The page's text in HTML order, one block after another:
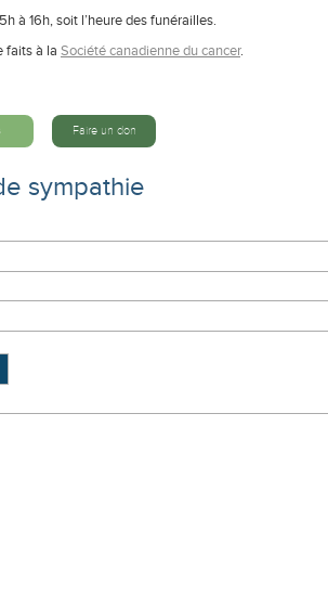
à 16h, soit l’heure des funérailles.
faits à la Société canadienne du cancer.
Faire un don
sympathie